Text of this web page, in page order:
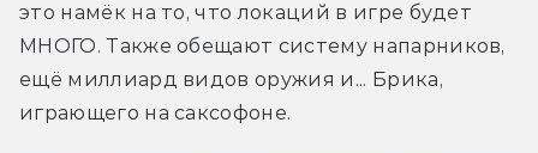
это намёк на то, что локаций в игре будет
МНОГО. Также обещают систему напарников,
ещё миллиард видов оружия и... Брика,
играющего на саксофоне.